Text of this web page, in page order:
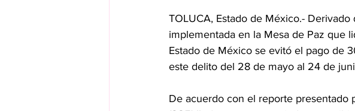
TOLUCA, Estado de México.-
implementada en la Mesa de Paz que
Estado de México se evitó el pago de
este delito del 28 de mayo al 24 de
De acuerdo con el reporte presentado